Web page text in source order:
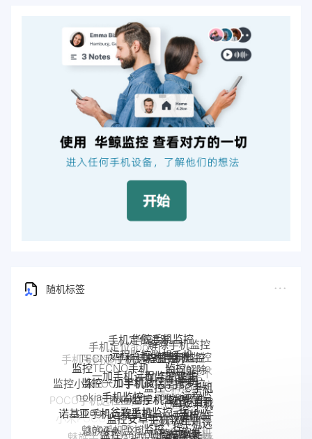
随机标签
解除手机监控
监听
手机被监控
如何解除
手机是不
是被监控
了
手机被别人
监控了怎么
解除
如何解除
手机被监
手机反
iPhone苹果手机监控
小米POCO远程控制
POCO手机远程监控
监控小米POCO手机
监控TECNO手机
TECNO手机远程监控
远程监控联想手机
联想手机监控
监控moto
手机
摩托罗拉
moto远程监
控
监控真我
手机软件
真我手机远程
监控别人手机
realme手机
魅族手机怎么远程监控另一台手
魅族手机监控
诺基亚手机远程监控
nokia手机监控
监控一加手机微信
一加手机远程监控软件
一加手机监控
监控OPPO手机
软件
OPPO手机
定位
OPPO手机远
程监控
手机窃听
VIVO手机监控
google Pixel监控
google谷歌手机监控
Pixel监控APP
Pixel手机监控软件
google手机监
控
Android软件
监控Android微信聊天
监控安卓手机软件